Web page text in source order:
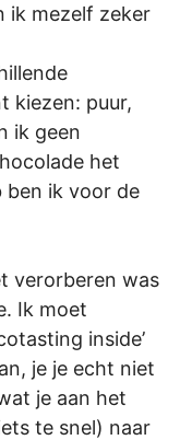
ik mezelf zeker
kiezen: puur,
ik geen
het
ben ik voor de
verorberen was
Ik moet
inside’
je je echt niet
je aan het
te snel) naar